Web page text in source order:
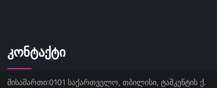
ᲙᲝᲜᲢᲐᲥᲢᲘ
მისამართი:0101 საქართველო, თბილისი, ტაშკენტის ქ.